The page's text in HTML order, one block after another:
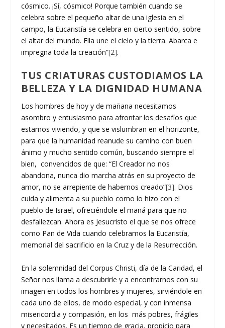
cósmico. ¡Sí, cósmico! Porque también cuando se
celebra sobre el pequeño altar de una iglesia en el
campo, la Eucaristía se celebra en cierto sentido, sobre
el altar del mundo. Ella une el cielo y la tierra. Abarca e
impregna toda la creación”[2].
TUS CRIATURAS CUSTODIAMOS LA
BELLEZA Y LA DIGNIDAD HUMANA
Los hombres de hoy y de mañana necesitamos
asombro y entusiasmo para afrontar los desafíos que
estamos viviendo, y que se vislumbran en el horizonte,
para que la humanidad reanude su camino con buen
ánimo y mucho sentido común, buscando siempre el
bien, convencidos de que: “El Creador no nos
abandona, nunca dio marcha atrás en su proyecto de
amor, no se arrepiente de habernos creado”[3]. Dios
cuida y alimenta a su pueblo como lo hizo con el
pueblo de Israel, ofreciéndole el maná para que no
desfallezcan. Ahora es Jesucristo el que se nos ofrece
como Pan de Vida cuando celebramos la Eucaristía,
memorial del sacrificio en la Cruz y de la Resurrección.
En la solemnidad del Corpus Christi, día de la Caridad, el
Señor nos llama a descubrirle y a encontrarnos con su
imagen en todos los hombres y mujeres, sirviéndole en
cada uno de ellos, de modo especial, y con inmensa
misericordia y compasión, en los más pobres, frágiles
y necesitados. Es un tiempo de gracia, propicio para